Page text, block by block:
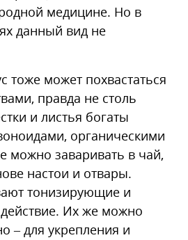
медицине. Но в
данный вид не
тоже может похвастаться
правда не столь
и листья богаты
органическими
можно заваривать в чай,
настои и отвары.
тонизирующие и
Их же можно
– для укрепления и